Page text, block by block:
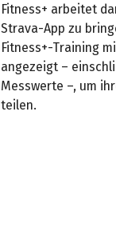
Fitness+ arbeitet
Strava-App zu
Fitness+-Training
angezeigt –
Messwerte –, um
teilen.